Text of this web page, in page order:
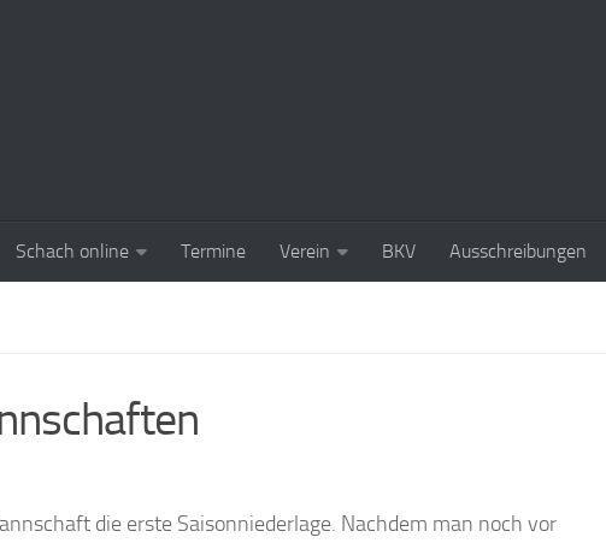
Schach online Termine Verein BKV Ausschreibungen
die erste Saisonniederlage. Nachdem man noch vor